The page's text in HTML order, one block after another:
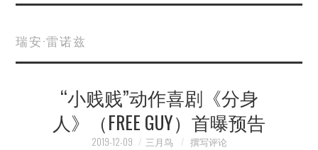
映像快讯
预告片
海报剧照
瑞安·雷诺兹
“小贱贱”动作喜剧《分身
人》（FREE GUY）首曝预告
2019-12-09 三月鸟 撰写评论